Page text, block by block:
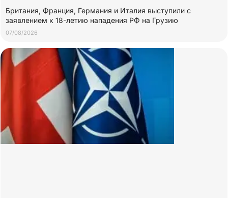
Британия, Франция, Германия и Италия выступили с
заявлением к 18-летию нападения РФ на Грузию
07/08/2026